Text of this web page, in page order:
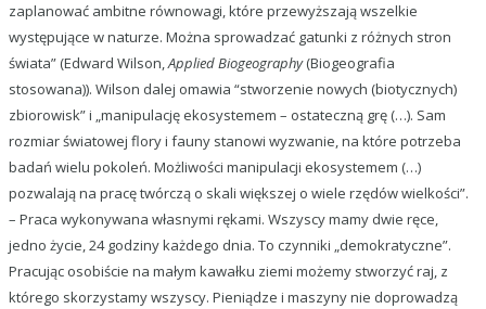
zaplanować ambitne równowagi, które przewyższają wszelkie
występujące w naturze. Można sprowadzać gatunki z różnych stron
świata” (Edward Wilson,Applied Biogeography(Biogeografia
stosowana)). Wilson dalej omawia “stworzenie nowych (biotycznych)
zbiorowisk” i „manipulację ekosystemem – ostateczną grę (…). Sam
rozmiar światowej flory i fauny stanowi wyzwanie, na które potrzeba
badań wielu pokoleń. Możliwości manipulacji ekosystemem (…)
pozwalają na pracę twórczą o skali większej o wiele rzędów wielkości”.
– Praca wykonywana własnymi rękami. Wszyscy mamy dwie ręce,
jedno życie, 24 godziny każdego dnia. To czynniki „demokratyczne”.
Pracując osobiście na małym kawałku ziemi możemy stworzyć raj, z
którego skorzystamy wszyscy. Pieniądze i maszyny nie doprowadzą